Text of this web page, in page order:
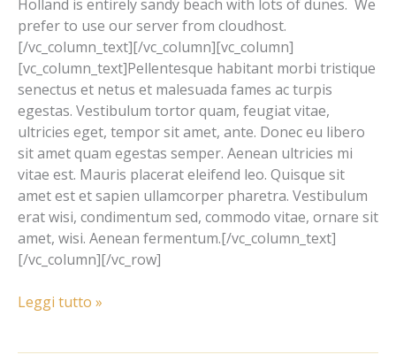
Holland is entirely sandy beach with lots of dunes. We
prefer to use our server from cloudhost.
[/vc_column_text][/vc_column][vc_column]
[vc_column_text]Pellentesque habitant morbi tristique
senectus et netus et malesuada fames ac turpis
egestas. Vestibulum tortor quam, feugiat vitae,
ultricies eget, tempor sit amet, ante. Donec eu libero
sit amet quam egestas semper. Aenean ultricies mi
vitae est. Mauris placerat eleifend leo. Quisque sit
amet est et sapien ullamcorper pharetra. Vestibulum
erat wisi, condimentum sed, commodo vitae, ornare sit
amet, wisi. Aenean fermentum.[/vc_column_text]
[/vc_column][/vc_row]
Leggi tutto »